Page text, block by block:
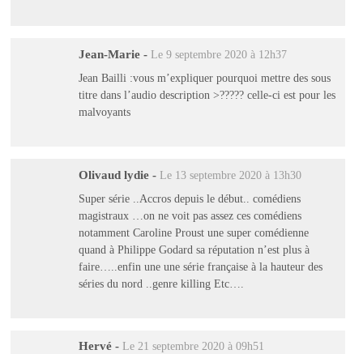
Jean-Marie - Le 9 septembre 2020 à 12h37
Jean Bailli :vous m’expliquer pourquoi mettre des sous
titre dans l’audio description >????? celle-ci est pour les
malvoyants
Olivaud lydie - Le 13 septembre 2020 à 13h30
Super série ..Accros depuis le début.. comédiens
magistraux …on ne voit pas assez ces comédiens
notamment Caroline Proust une super comédienne
quand à Philippe Godard sa réputation n’est plus à
faire…..enfin une une série française à la hauteur des
séries du nord ..genre killing Etc….
Hervé - Le 21 septembre 2020 à 09h51